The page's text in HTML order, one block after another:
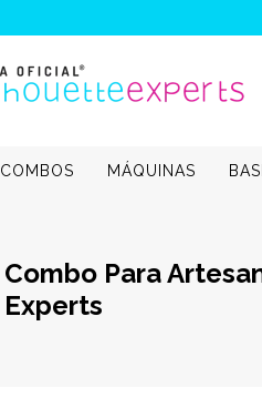
COMBOS MÁQUINAS
Combo Para
Experts